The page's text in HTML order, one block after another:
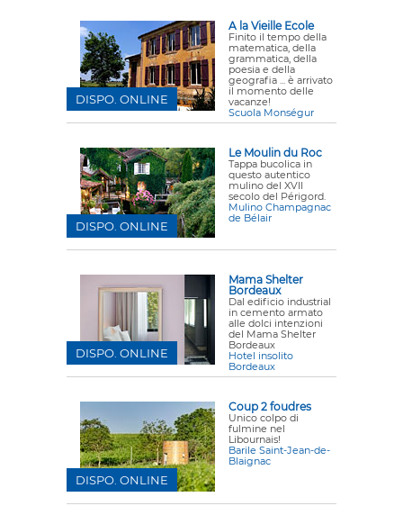
A la Vieille Ecole
Finito il tempo della
matematica, della
grammatica, della
poesia e della
geografia ... è arrivato
il momento delle
vacanze!
Scuola Monségur
DISPO. ONLINE
Le Moulin du Roc
Tappa bucolica in
questo autentico
mulino del XVII
secolo del Périgord.
Mulino Champagnac
de Bélair
DISPO. ONLINE
Mama Shelter
Bordeaux
Dal edificio industrial
in cemento armato
alle dolci intenzioni
del Mama Shelter
Bordeaux
Hotel insolito
Bordeaux
DISPO. ONLINE
Coup 2 foudres
Unico colpo di
fulmine nel
Libournais!
Barile Saint-Jean-de-
Blaignac
DISPO. ONLINE